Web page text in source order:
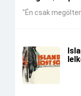
"Én csak